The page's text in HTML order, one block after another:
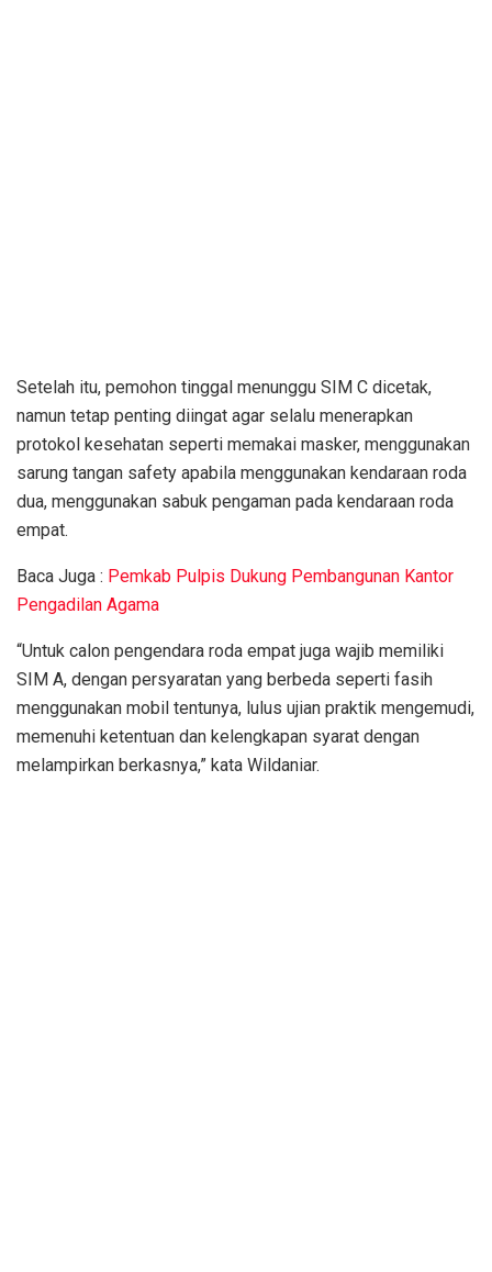
Setelah itu, pemohon tinggal menunggu SIM C dicetak,
namun tetap penting diingat agar selalu menerapkan
protokol kesehatan seperti memakai masker, menggunakan
sarung tangan safety apabila menggunakan kendaraan roda
dua, menggunakan sabuk pengaman pada kendaraan roda
empat.
Baca Juga : Pemkab Pulpis Dukung Pembangunan Kantor
Pengadilan Agama
“Untuk calon pengendara roda empat juga wajib memiliki
SIM A, dengan persyaratan yang berbeda seperti fasih
menggunakan mobil tentunya, lulus ujian praktik mengemudi,
memenuhi ketentuan dan kelengkapan syarat dengan
melampirkan berkasnya,” kata Wildaniar.